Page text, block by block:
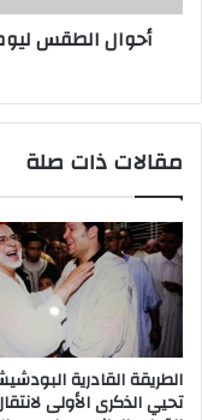
أحوال الطقس
مقالات ذات صلة
الطريقة القادرية
تحيي الذكرى الأولى